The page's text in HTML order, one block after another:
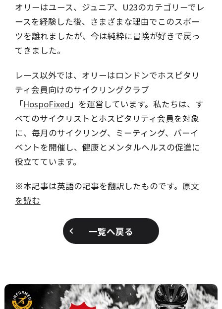
オリーはユース、ジュニア、U23のカテゴリーでレ
ースを経験した後、さまざまな理由でこのスポー
ツを離れましたが、今は純粋に冒険が好きで戻っ
てきました。
レース以外では、オリーはロンドンでホスピタリ
ティ会員向けのサイクリングクラブ
「HospoFixed 」を運営しています。私たちは、す
べてのサイクリストとホスピタリティ会員を対象
に、毎月のサイクリング、ミーティング、バーイ
ベントを開催し、健康とメンタルヘルスの促進に
役立てています。
※本記事は英語の記事を翻訳したものです。 原文
を読む
一覧へ戻る